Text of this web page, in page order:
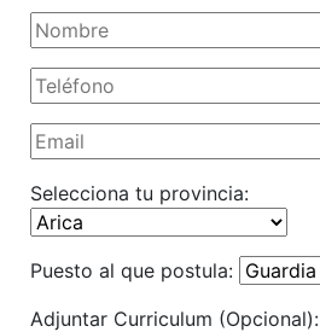
Selecciona tu provincia:
Puesto al que postula:
Adjuntar Curriculum (Opcional):